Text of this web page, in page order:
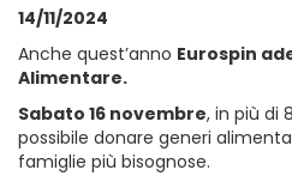
14/11/2024
Anche quest’anno Eurospin
Alimentare.
Sabato 16 novembre, in più di
possibile donare generi
famiglie più bisognose.